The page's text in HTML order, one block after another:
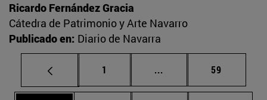
Ricardo Fernández Gracia
Cátedra de Patrimonio y Arte Navarro
Publicado en: Diario de Navarra
Página
1 ... Páginas intermedias
Página
59